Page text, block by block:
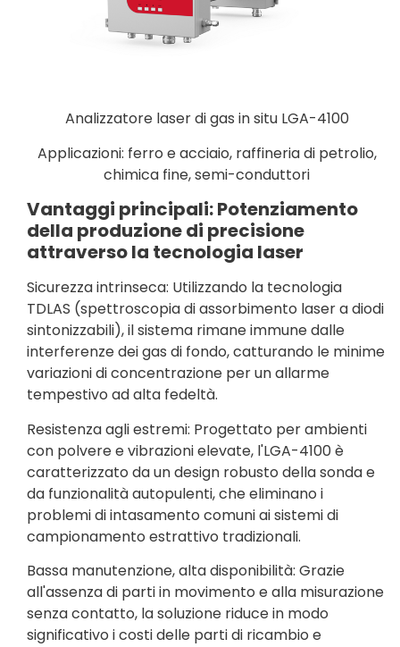
Analizzatore laser di gas in situ LGA-4100
Applicazioni: ferro e acciaio, raffineria di petrolio,
chimica fine, semi-conduttori
Vantaggi principali: Potenziamento
della produzione di precisione
attraverso la tecnologia laser
Sicurezza intrinseca: Utilizzando la tecnologia
TDLAS (spettroscopia di assorbimento laser a diodi
sintonizzabili), il sistema rimane immune dalle
interferenze dei gas di fondo, catturando le minime
variazioni di concentrazione per un allarme
tempestivo ad alta fedeltà.
Resistenza agli estremi: Progettato per ambienti
con polvere e vibrazioni elevate, l'LGA-4100 è
caratterizzato da un design robusto della sonda e
da funzionalità autopulenti, che eliminano i
problemi di intasamento comuni ai sistemi di
campionamento estrattivo tradizionali.
Bassa manutenzione, alta disponibilità: Grazie
all'assenza di parti in movimento e alla misurazione
senza contatto, la soluzione riduce in modo
significativo i costi delle parti di ricambio e